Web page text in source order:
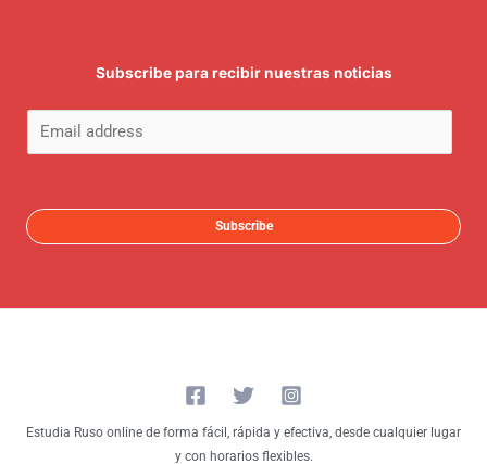
Subscribe para recibir nuestras noticias
m
i
Subscribe
Estudia Ruso online de forma fácil, rápida y efectiva, desde cualquier lugar
y con horarios flexibles.